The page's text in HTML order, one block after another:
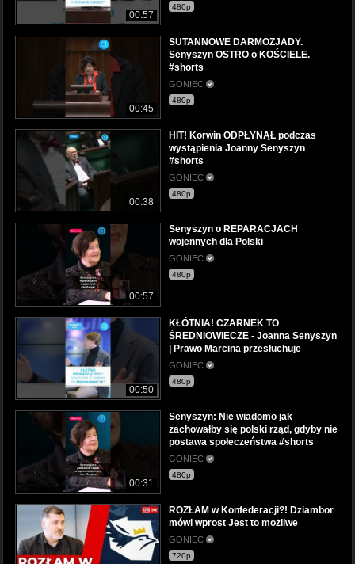
00:57
480p
00:45
SUTANNOWE DARMOZJADY.
Senyszyn OSTRO o KOŚCIELE.
#shorts
GONIEC
480p
00:38
HIT! Korwin ODPŁYNĄŁ podczas
wystąpienia Joanny Senyszyn
#shorts
GONIEC
480p
00:57
Senyszyn o REPARACJACH
wojennych dla Polski
GONIEC
480p
00:50
KŁÓTNIA! CZARNEK TO
ŚREDNIOWIECZE - Joanna Senyszyn
| Prawo Marcina przesłuchuje
GONIEC
480p
00:31
Senyszyn: Nie wiadomo jak
zachowałby się polski rząd, gdyby nie
postawa społeczeństwa #shorts
GONIEC
480p
ROZŁAM w Konfederacji?! Dziambor
mówi wprost Jest to możliwe
GONIEC
720p